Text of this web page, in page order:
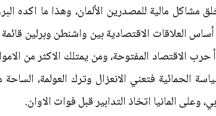
مالية للمصدرين الألمان، وهذا ما اكده
العلاقات الاقتصادية بين واشنطن وبرلين
الاقتصاد المفتوحة، ومن يمتلك الاكثر من
الحمائية فتعني الانعزال وترك العولمة،
وعلى المانيا اتخاذ التدابير قبل فوات الاوان.